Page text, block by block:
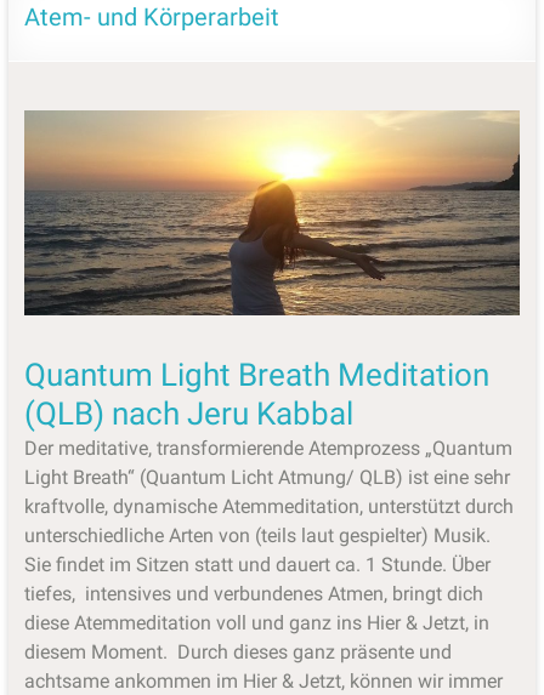
Atem- und Körperarbeit
Quantum Light Breath Meditation
(QLB) nach Jeru Kabbal
Der meditative, transformierende Atemprozess „Quantum
Light Breath“ (Quantum Licht Atmung/ QLB) ist eine sehr
kraftvolle, dynamische Atemmeditation, unterstützt durch
unterschiedliche Arten von (teils laut gespielter) Musik.
Sie findet im Sitzen statt und dauert ca. 1 Stunde. Über
tiefes, intensives und verbundenes Atmen, bringt dich
diese Atemmeditation voll und ganz ins Hier & Jetzt, in
diesem Moment. Durch dieses ganz präsente und
achtsame ankommen im Hier & Jetzt, können wir immer